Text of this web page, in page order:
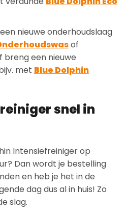
nieuwe onderhoudslaag
of
breng een nieuwe
met Blue Dolphin
snel in
Intensiefreiniger op
Dan wordt je bestelling
en heb je het in de
dag dus al in huis! Zo
slag.